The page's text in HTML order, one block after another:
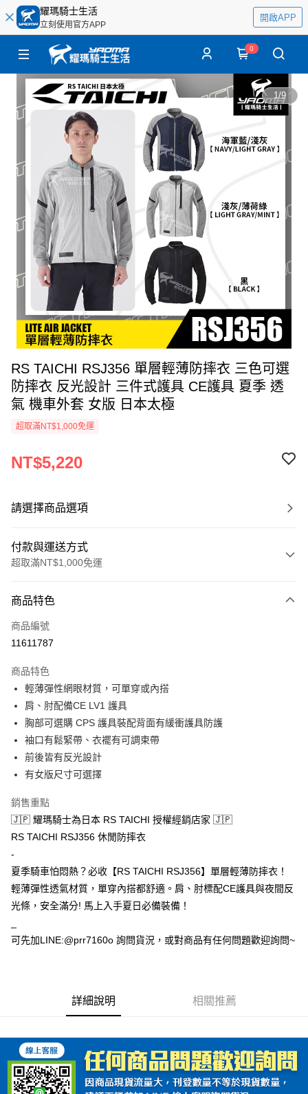
耀瑪騎士生活
立刻使用官方APP
開啟APP
0
1/9
RS TAICHI RSJ356 單層輕薄防摔衣 三色可選
防摔衣 反光設計 三件式護具 CE護具 夏季 透
氣 機車外套 女版 日本太極
超取滿NT$1,000免運
NT$5,220
請選擇商品選項
付款與運送方式
超取滿NT$1,000免運
信用卡一次付款
超商取貨付款
ATM付款
運送方式
全家取貨付款(安全帽一頂以上請選宅配)
每筆NT$60，滿NT$1,000(含以上)免運費
每筆NT$60，滿NT$1,000(含以上)免運費
商品特色
商品編號
11611787
商品特色
輕薄彈性網眼材質，可單穿或內搭
肩、肘配備CE LV1 護具
胸部可選購 CPS 護具裝配背面有緩衝護具防護
袖口有鬆緊帶、衣襬有可調束帶
前後皆有反光設計
有女版尺寸可選擇
銷售重點
🇯🇵 耀瑪騎士為日本 RS TAICHI 授權經銷店家 🇯🇵
RS TAICHI RSJ356 休閒防摔衣
-
夏季騎車怕悶熱？必收【RS TAICHI RSJ356】單層輕薄防摔衣！
輕薄彈性透氣材質，單穿內搭都舒適。肩、肘標配CE護具與夜間反
光條，安全滿分! 馬上入手夏日必備裝備！
可先加LINE:@prr7160o 詢問貨況，或對商品有任何問題歡迎詢問~
詳細說明 相關推薦